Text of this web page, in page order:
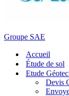
Groupe SAE
Accueil
Étude de sol
Etude
Devis